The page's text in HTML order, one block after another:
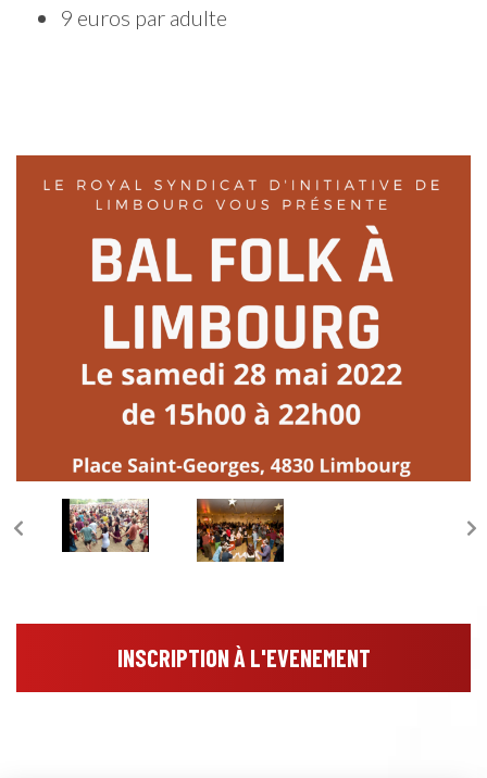
INSCRIPTION À L'EVENEMENT
9 euros par adulte